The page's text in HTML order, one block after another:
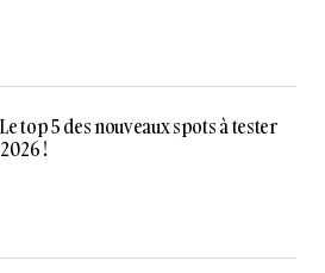
top 5 des nouveaux spots à tester
!